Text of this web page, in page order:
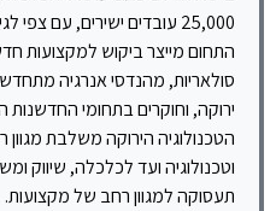
25,000 עובדים ישירים, עם
התחום מייצר ביקוש למקצועות
סולאריות, מהנדסי אנרגיה
ירוקה, וחוקרים בתחומי
הטכנולוגיה הירוקה משלבת
וטכנולוגיה ועד לכלכלה, שיווק
תעסוקה למגוון רחב של מקצועות.